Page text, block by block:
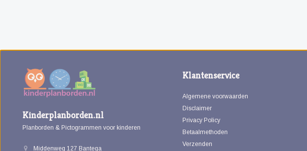
Kinderplanborden.nl
Planborden & Pictogrammen voor kinderen
Middenweg 127 Bantega
Klantenservice
Algemene voorwaarden
Disclaimer
Privacy Policy
Betaalmethoden
Verzenden